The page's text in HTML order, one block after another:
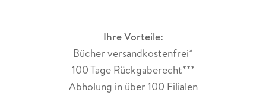
Ihre Vorteile:
Bücher versandkostenfrei*
100 Tage Rückgaberecht***
Abholung in über 100 Filialen